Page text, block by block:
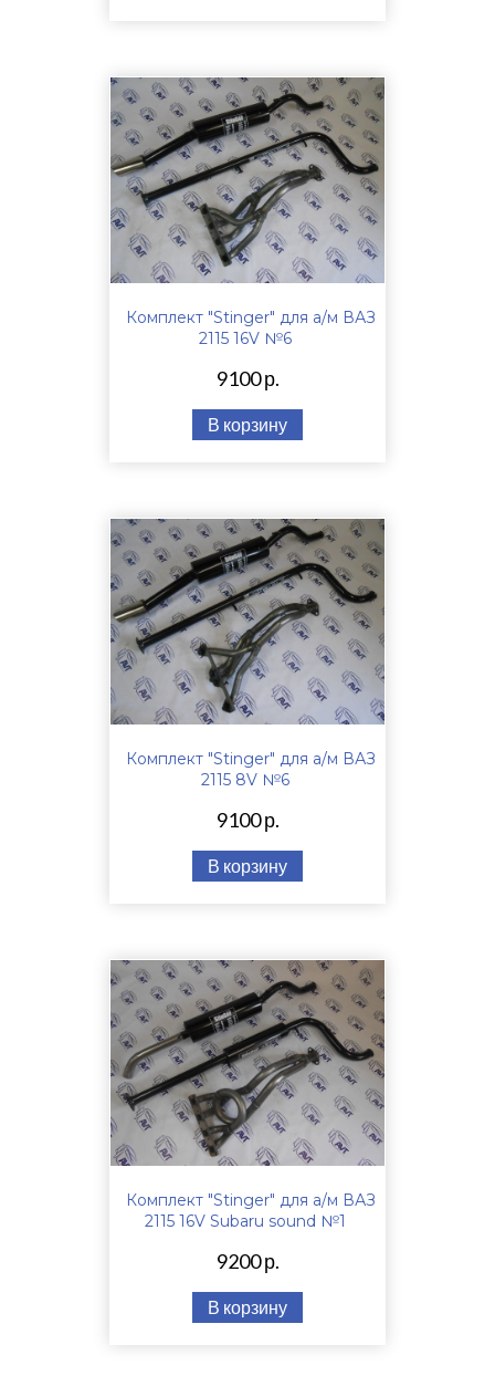
Комплект "Stinger" для а/м ВАЗ
2115 16V №6
9100 р.
В корзину
Комплект "Stinger" для а/м ВАЗ
2115 8V №6
9100 р.
В корзину
Комплект "Stinger" для а/м ВАЗ
2115 16V Subaru sound №1
9200 р.
В корзину